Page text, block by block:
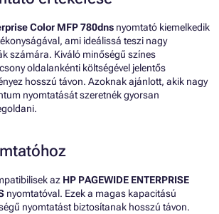
Color MFP 780dns nyomtató kiemelkedik
ami ideálissá teszi nagy
számára. Kiváló minőségű színes
oldalankénti költségével jelentős
hosszú távon. Azoknak ajánlott, akik nagy
nyomtatását szeretnék gyorsan
az HP PAGEWIDE ENTERPRISE
nyomtatóval. Ezek a magas kapacitású
nyomtatást biztosítanak hosszú távon.